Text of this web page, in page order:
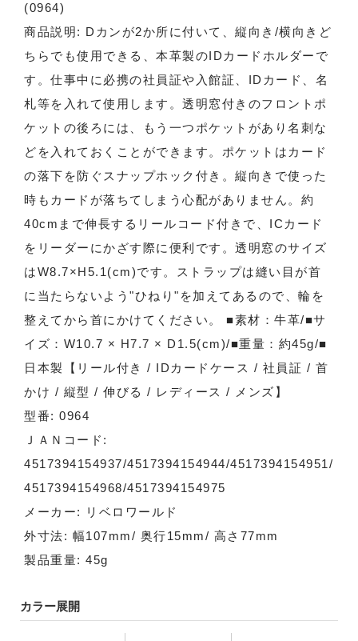
(0964)
商品説明: Dカンが2か所に付いて、縦向き/横向きど
ちらでも使用できる、本革製のIDカードホルダーで
す。仕事中に必携の社員証や入館証、IDカード、名
札等を入れて使用します。透明窓付きのフロントポ
ケットの後ろには、もう一つポケットがあり名刺な
どを入れておくことができます。ポケットはカード
の落下を防ぐスナップホック付き。縦向きで使った
時もカードが落ちてしまう心配がありません。約
40cmまで伸長するリールコード付きで、ICカード
をリーダーにかざす際に便利です。透明窓のサイズ
はW8.7×H5.1(cm)です。ストラップは縫い目が首
に当たらないよう"ひねり"を加えてあるので、輪を
整えてから首にかけてください。 ■素材：牛革/■サ
イズ：W10.7 × H7.7 × D1.5(cm)/■重量：約45g/■
日本製【リール付き / IDカードケース / 社員証 / 首
かけ / 縦型 / 伸びる / レディース / メンズ】
型番: 0964
ＪＡＮコード:
4517394154937/4517394154944/4517394154951/
4517394154968/4517394154975
メーカー: リベロワールド
外寸法: 幅107mm/ 奥行15mm/ 高さ77mm
製品重量: 45g
カラー展開